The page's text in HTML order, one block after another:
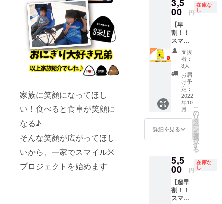
家族に笑顔になってほし
い！食べると食卓が笑顔に
なる♪
そんな笑顔が広がってほし
いから、一家でスマイル米
プロジェクトを始めます！
す。 上
白：標
準より
ヌカを
多めに
削った
白いお
米で
す。 無
洗米：
とがず
に軽く
水洗い
する程
度で
届けす
るもの
米 5kg
（コシ
ヒカ
リ）：
栃木県
産(単一
ただけ
ます。
標準：
ヌカを
取り除
いた一
般的な
白米で
す。 上
白：標
準より
ヌカを
多めに
削った
白いお
米で
す。 無
水洗い
する程
度で
OK！ お
届けす
るもの
て…家
族4人な
ら約10
日分。
普段の
お米と
の違い
をぜひ
感じて
みてほ
しいで
す。 思
わず笑
顔に
なっ
ちゃう
で、毎
日の食
事に
ハッ
ピース
マイル
3,5
00 円
在庫な
し
【早
割！！
スマイ
ル米
5kg
（コシ
ヒカ
リ）】
500円お
得！ 食
べ比べ
にも
ピッタ
リな、5
㎏をお
届
5kgっ
て…家
族4人な
ら約10
日分。
普段の
支援
者：
3人
お届
け予
定：
2022
年10
月
詳細を見る
こ
の
リ
タ
ー
ン
を
選
択
す
る
5,5
00 円
在庫な
し
【超早
割！！
スマイ